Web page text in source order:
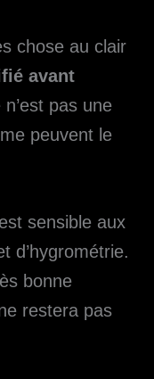
chose au clair
avant
n’est pas une
peuvent le
sensible aux
d’hygrométrie.
bonne
restera pas